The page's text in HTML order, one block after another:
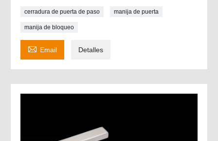
cerradura de puerta de paso manija de puerta
manija de bloqueo
 Email Detalles